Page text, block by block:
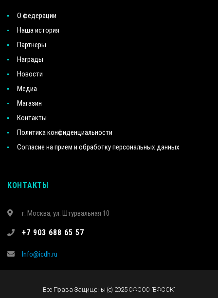
О федерации
Наша история
Партнеры
Награды
Новости
Медиа
Магазин
Контакты
Политика конфиденциальности
Согласие на прием и обработку персональных данных
КОНТАКТЫ
г. Москва, ул. Штурвальная 10
+7 903 688 65 57
Info@icdh.ru
Все Права Защищены (c) 2025 ОФСОО "ВФССК"